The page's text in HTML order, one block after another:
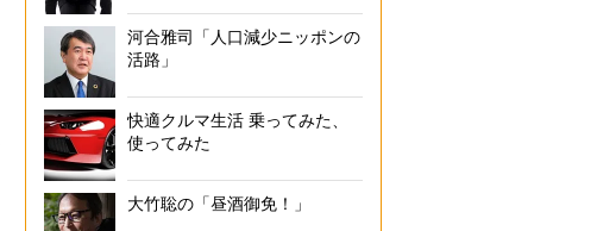
河合雅司「人口減少ニッポンの
活路」
快適クルマ生活 乗ってみた、
使ってみた
大竹聡の「昼酒御免！」